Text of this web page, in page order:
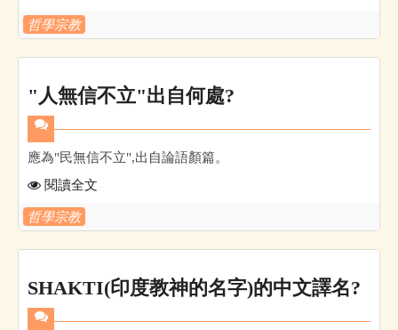
哲學宗教
"人無信不立"出自何處?
應為"民無信不立",出自論語顏篇。
閱讀全文
哲學宗教
SHAKTI(印度教神的名字)的中文譯名?